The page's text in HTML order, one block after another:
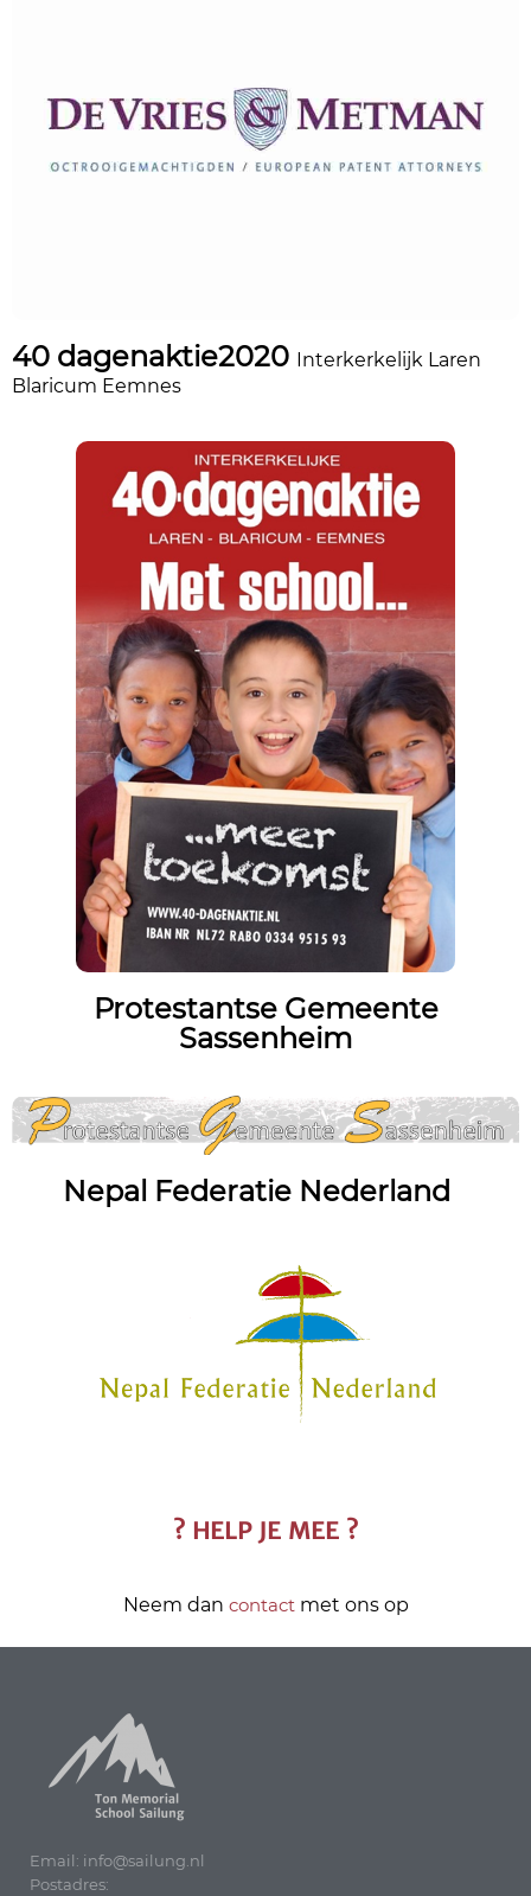
40 dagenaktie2020
Interkerkelijk Laren
Blaricum Eemnes
Protestantse Gemeente
Sassenheim
Nepal Federatie Nederland
? HELP JE MEE ?
Neem dan contactmet ons op
Email: info@sailung.nl
Postadres: